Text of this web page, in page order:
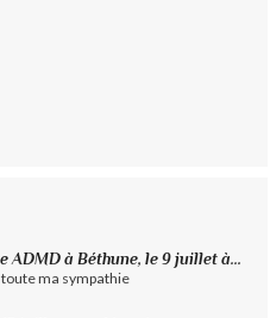
ADMD à Béthune, le 9 juillet à...
ma sympathie